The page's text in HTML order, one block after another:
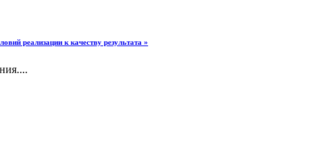
реализации к качеству результата »